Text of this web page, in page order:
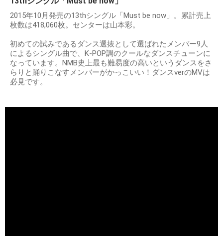
2015年10月発売の13thシングル「Must be now」。累計売上
枚数は418,060枚。センターは山本彩。
初めての試みであるダンス選抜として選ばれたメンバー9人
によるシングル曲で、K-POP調のクールなダンスチューンに
なっています。NMB史上最も難易度の高いというダンスをさ
らりと踊りこなすメンバーがかっこいい！ダンスverのMVは
必見です。